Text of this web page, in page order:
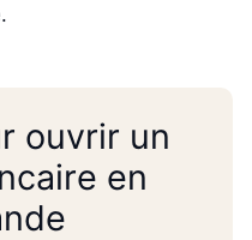
ouvrir un
en